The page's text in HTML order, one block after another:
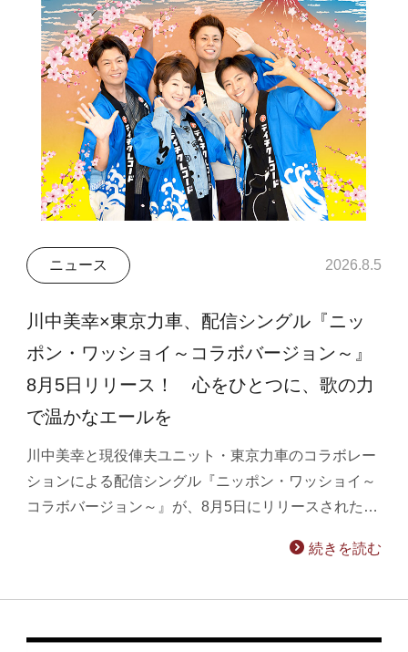
ニュース 2026.8.5
川中美幸×東京力車、配信シングル『ニッ
ポン・ワッショイ～コラボバージョン～』
8月5日リリース！ 心をひとつに、歌の力
で温かなエールを
川中美幸と現役俥夫ユニット・東京力車のコラボレー
ションによる配信シングル『ニッポン・ワッショイ～
コラボバージョン～』が、8月5日にリリースされた…
続きを読む